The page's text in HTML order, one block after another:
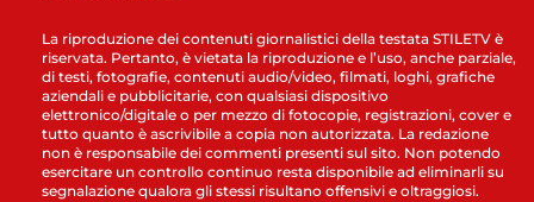
La riproduzione dei contenuti giornalistici della testata STILETV è
riservata. Pertanto, è vietata la riproduzione e l’uso, anche parziale,
di testi, fotografie, contenuti audio/video, filmati, loghi, grafiche
aziendali e pubblicitarie, con qualsiasi dispositivo
elettronico/digitale o per mezzo di fotocopie, registrazioni, cover e
tutto quanto è ascrivibile a copia non autorizzata. La redazione
non è responsabile dei commenti presenti sul sito. Non potendo
esercitare un controllo continuo resta disponibile ad eliminarli su
segnalazione qualora gli stessi risultano offensivi e oltraggiosi.